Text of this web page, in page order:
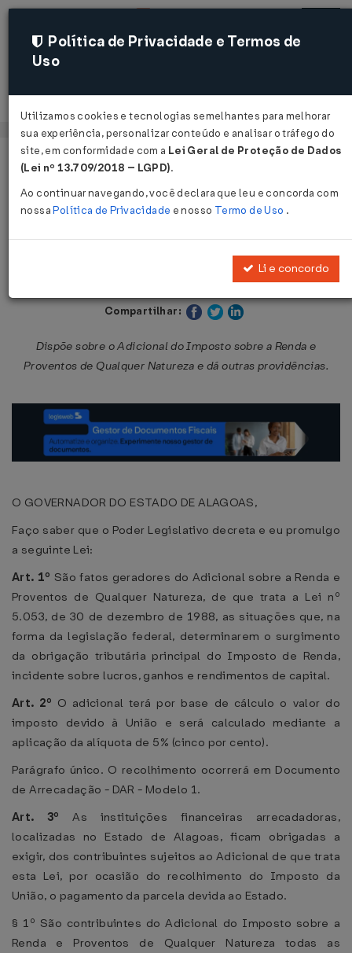
Acessar
Página Inicial Legislações
Lei nº 5.314 de 19/12/1991
Publicado no DOE - AL em 19 dez 1991
Compartilhar:
Dispõe sobre o Adicional do Imposto sobre a Renda e
Proventos de Qualquer Natureza e dá outras providências.
O GOVERNADOR DO ESTADO DE ALAGOAS,
Faço saber que o Poder Legislativo decreta e eu promulgo
a seguinte Lei:
Art. 1º São fatos geradores do Adicional sobre a Renda e
Proventos de Qualquer Natureza, de que trata a Lei nº
5.053, de 30 de dezembro de 1988, as situações que, na
forma da legislação federal, determinarem o surgimento
da obrigação tributária principal do Imposto de Renda,
incidente sobre lucros, ganhos e rendimentos de capital.
Art. 2º O adicional terá por base de cálculo o valor do
imposto devido à União e será calculado mediante a
aplicação da alíquota de 5% (cinco por cento).
Parágrafo único. O recolhimento ocorrerá em Documento
de Arrecadação - DAR - Modelo 1.
Art. 3º As instituições financeiras arrecadadoras,
localizadas no Estado de Alagoas, ficam obrigadas a
exigir, dos contribuintes sujeitos ao Adicional de que trata
esta Lei, por ocasião do recolhimento do Imposto da
União, o pagamento da parcela devida ao Estado.
§ 1º São contribuintes do Adicional do Imposto sobre a
Renda e Proventos de Qualquer Natureza todas as
Política de Privacidade e Termos de
Uso
Utilizamos cookies e tecnologias semelhantes para melhorar
sua experiência, personalizar conteúdo e analisar o tráfego do
site, em conformidade com a Lei Geral de Proteção de Dados
(Lei nº 13.709/2018 – LGPD).
Ao continuar navegando, você declara que leu e concorda com
nossaPolítica de Privacidade e nosso Termo de Uso .
Li e concordo